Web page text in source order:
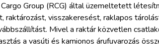
Group (RCG) által üzemeltetett
raktározást, visszakeresést, raklapos
Mivel a raktár közvetlen
a vasúti és kamionos árufuvarozás